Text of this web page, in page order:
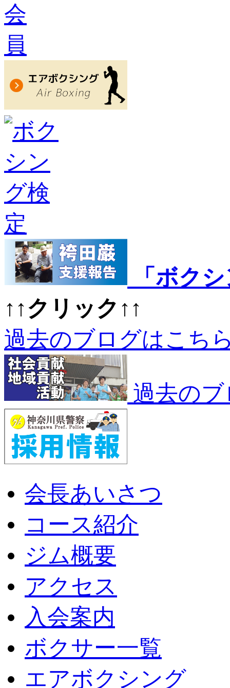
「ボク
↑↑クリック↑↑
過去のブログはこち
過去の
会長あいさつ
コース紹介
ジム概要
アクセス
入会案内
ボクサー一覧
エアボクシング